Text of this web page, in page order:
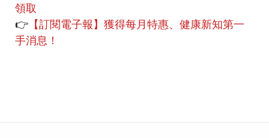
領取
👉 【訂閱電子報】獲得每月特惠、健康新知第一
手消息！